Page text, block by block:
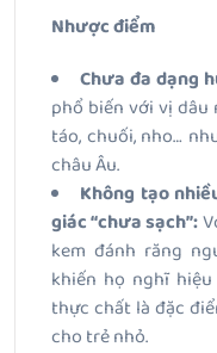
Nhược điểm
Chưa đa dạng
phổ biến với vị dâu
táo, chuối, nho…
châu Âu.
Không tạo
giác “chưa sạch”:
kem đánh răng
khiến họ nghĩ
thực chất là đặc
cho trẻ nhỏ.